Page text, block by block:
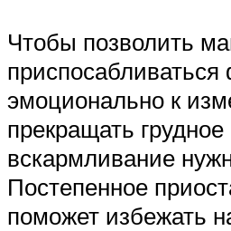
Чтобы позволить
приспосабливаться
эмоционально к
прекращать грудное
вскармливание
Постепенное
поможет избежать